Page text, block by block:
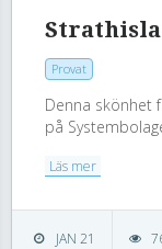
Strathisla
Provat
Denna skönhet
på
Läs mer
JAN 21